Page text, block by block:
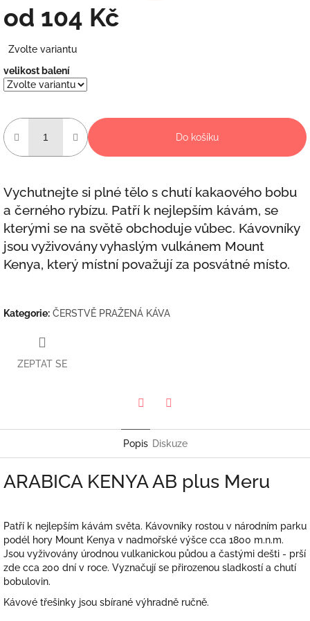
od 104 Kč
cena:
Zvolte variantu
velikost balení
Do košíku
Vychutnejte si plné tělo s chutí kakaového bobu
a černého rybízu. Patří k nejlepším kávám, se
kterými se na světě obchoduje vůbec. Kávovníky
jsou vyživovány vyhaslým vulkánem Mount
Kenya, který místní považují za posvátné místo.
Kategorie: ČERSTVĚ PRAŽENÁ KÁVA
ZEPTAT SE
Popis Diskuze
ARABICA KENYA AB plus Meru
Patří k nejlepším kávám světa. Kávovníky rostou v národním parku
podél hory Mount Kenya v nadmořské výšce cca 1800 m.n.m.
Jsou vyživovány úrodnou vulkanickou půdou a častými dešti - prší
zde cca 200 dní v roce. Vyznačují se přirozenou sladkostí a chutí
bobulovin.
Kávové třešinky jsou sbírané výhradně ručně.